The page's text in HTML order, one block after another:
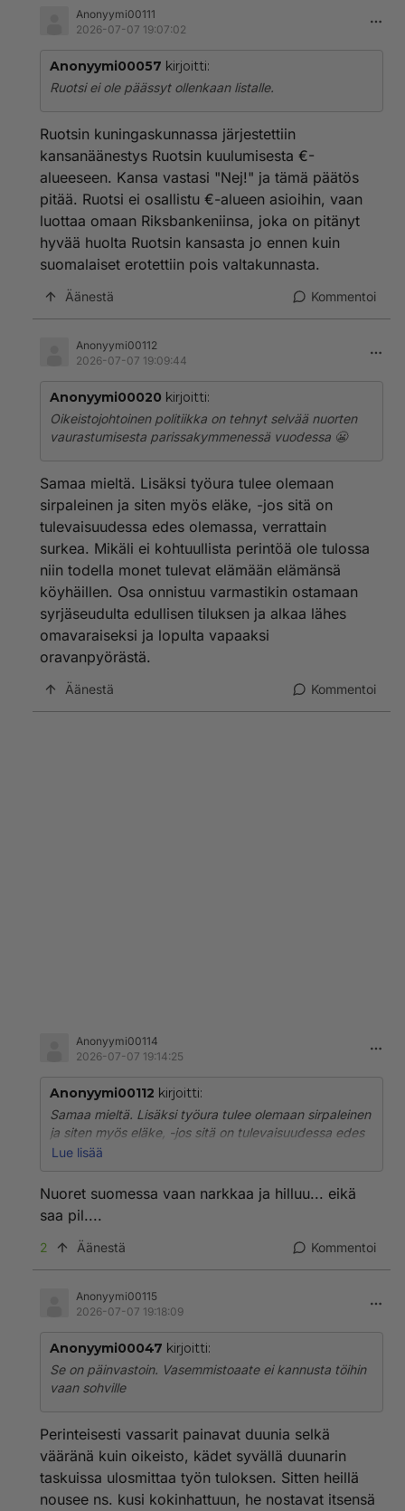
Anonyymi00111
2026-07-07 19:07:02
Anonyymi00057 kirjoitti:
Ruotsi ei ole päässyt ollenkaan listalle.
Ruotsin kuningaskunnassa järjestettiin
kansanäänestys Ruotsin kuulumisesta €-
alueeseen. Kansa vastasi "Nej!" ja tämä päätös
pitää. Ruotsi ei osallistu €-alueen asioihin, vaan
luottaa omaan Riksbankeniinsa, joka on pitänyt
hyvää huolta Ruotsin kansasta jo ennen kuin
suomalaiset erotettiin pois valtakunnasta.
Äänestä Kommentoi
Anonyymi00112
2026-07-07 19:09:44
Anonyymi00020 kirjoitti:
Oikeistojohtoinen politiikka on tehnyt selvää nuorten
vaurastumisesta parissakymmenessä vuodessa 😬
Samaa mieltä. Lisäksi työura tulee olemaan
sirpaleinen ja siten myös eläke, -jos sitä on
tulevaisuudessa edes olemassa, verrattain
surkea. Mikäli ei kohtuullista perintöä ole tulossa
niin todella monet tulevat elämään elämänsä
köyhäillen. Osa onnistuu varmastikin ostamaan
syrjäseudulta edullisen tiluksen ja alkaa lähes
omavaraiseksi ja lopulta vapaaksi
oravanpyörästä.
Äänestä Kommentoi
Anonyymi00114
2026-07-07 19:14:25
Anonyymi00112 kirjoitti:
Samaa mieltä. Lisäksi työura tulee olemaan sirpaleinen
ja siten myös eläke, -jos sitä on tulevaisuudessa edes
olemassa, verrattain surkea. Mikäli ei kohtuullista
elämänsä köyhäillen. Osa onnistuu varmastikin
ostamaan syrjäseudulta edullisen tiluksen ja alkaa
lähes omavaraiseksi ja lopulta vapaaksi
oravanpyörästä.
Lue lisää
Nuoret suomessa vaan narkkaa ja hilluu... eikä
saa pil....
2 Äänestä Kommentoi
Anonyymi00115
2026-07-07 19:18:09
Anonyymi00047 kirjoitti:
Se on päinvastoin. Vasemmistoaate ei kannusta töihin
vaan sohville
Perinteisesti vassarit painavat duunia selkä
vääränä kuin oikeisto, kädet syvällä duunarin
taskuissa ulosmittaa työn tuloksen. Sitten heillä
nousee ns. kusi kokinhattuun, he nostavat itsensä